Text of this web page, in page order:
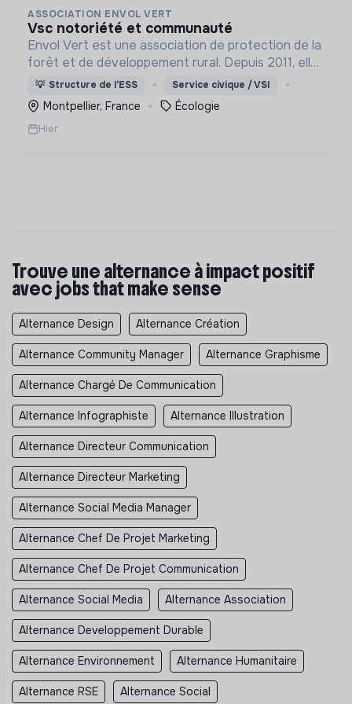
ASSOCIATION ENVOL VERT
vsc notoriété et communauté
Envol Vert est une association de protection de la
forêt et de développement rural. Depuis 2011, elle
lutte pour la préservation de la forêt et de la
biodiversité en Colombie au Pérou et en France
💡 Structure de l’ESS Service civique / VSI
Montpellier, France Écologie
Hier
Trouve une alternance à impact positif
avec jobs that make sense
Alternance Design Alternance Création
Alternance Community Manager Alternance Graphisme
Alternance Chargé De Communication
Alternance Infographiste Alternance Illustration
Alternance Directeur Communication
Alternance Directeur Marketing
Alternance Social Media Manager
Alternance Chef De Projet Marketing
Alternance Chef De Projet Communication
Alternance Social Media Alternance Association
Alternance Developpement Durable
Alternance Environnement Alternance Humanitaire
Alternance RSE Alternance Social